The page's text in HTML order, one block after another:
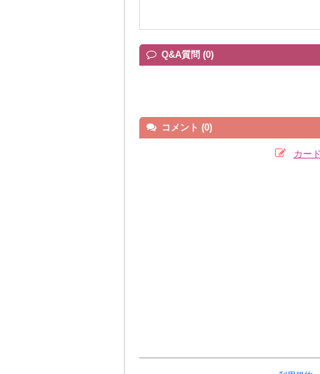
Q&A質問 (0)
コメント (0)
カー